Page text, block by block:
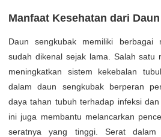
Manfaat Kesehatan dari
Daun sengkubak memiliki berbagai
sudah dikenal sejak lama. Salah satu
meningkatkan sistem kekebalan
dalam daun sengkubak berperan
daya tahan tubuh terhadap infeksi
ini juga membantu melancarkan
seratnya yang tinggi. Serat dalam